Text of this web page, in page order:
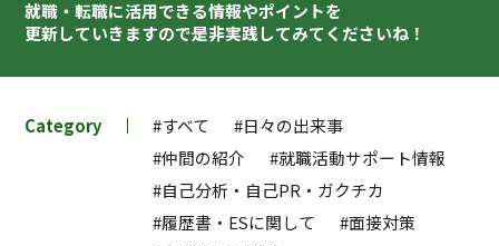
就職・転職に活用できる情報やポイントを
更新していきますので是非実践してみてくださいね！
Category #すべて
#日々の出来事
#仲間の紹介
#就職活動サポート情報
#自己分析・自己PR・ガクチカ
#履歴書・ESに関して
#面接対策